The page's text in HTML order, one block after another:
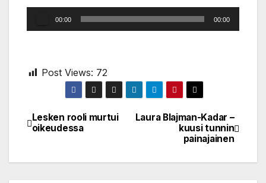
Player
00:00 00:00
Post Views: 72
Post
Laura Blajman-Kadar –
kuusi tunnin
painajainen
Lesken rooli murtui
oikeudessa